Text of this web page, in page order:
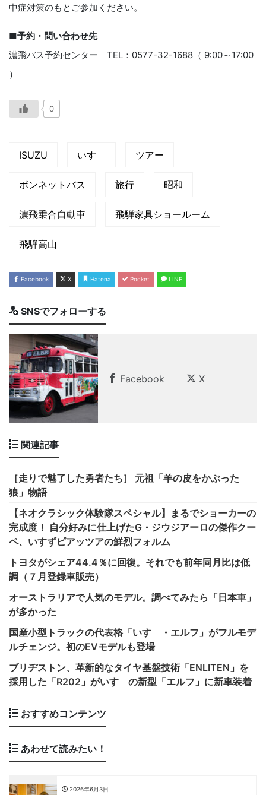
中症対策のもとご参加ください。
■予約・問い合わせ先
濃飛バス予約センター TEL：0577-32-1688（ 9:00～17:00
）
0
ISUZU いすゞ ツアー
ボンネットバス 旅行 昭和
濃飛乗合自動車 飛騨家具ショールーム
飛騨高山
Facebook X Hatena Pocket LINE
SNSでフォローする
Facebook X
関連記事
［走りで魅了した勇者たち］ 元祖「羊の皮をかぶった
狼」物語
【ネオクラシック体験隊スペシャル】まるでショーカーの
完成度！ 自分好みに仕上げたG・ジウジアーロの傑作クー
ペ、いすずピアッツアの鮮烈フォルム
トヨタがシェア44.4％に回復。それでも前年同月比は低
調（７月登録車販売）
オーストラリアで人気のモデル。調べてみたら「日本車」
が多かった
国産小型トラックの代表格「いすゞ・エルフ」がフルモデ
ルチェンジ。初のEVモデルも登場
ブリヂストン、革新的なタイヤ基盤技術「ENLITEN」を
採用した「R202」がいすゞの新型「エルフ」に新車装着
おすすめコンテンツ
あわせて読みたい！
2026年6月3日